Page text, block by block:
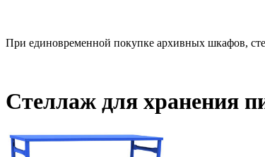
При единовременной покупке архивных шкафов,
Стеллаж для хранения